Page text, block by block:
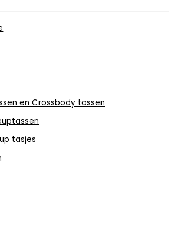
en Crossbody tassen
tasjes